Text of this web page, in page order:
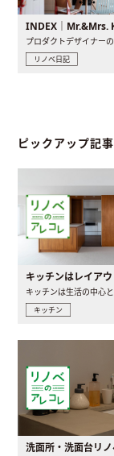
リノベ日記
ピックアップ記事
キッチン